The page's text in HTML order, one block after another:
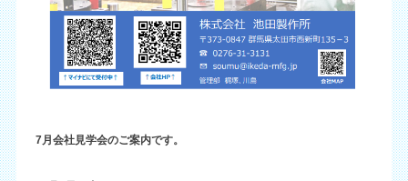
7月会社見学会のご案内です。